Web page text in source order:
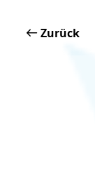
Zurück